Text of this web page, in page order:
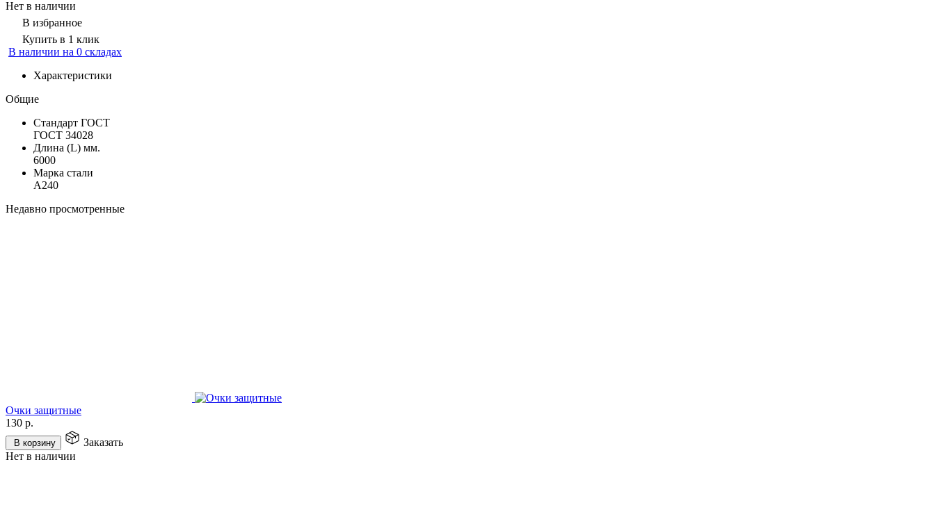
Нет в наличии
В избранное
Купить в 1 клик
В наличии на 0 складах
Характеристики
Общие
Стандарт ГОСТ
ГОСТ 34028
Длина (L) мм.
6000
Марка стали
А240
Недавно просмотренные
Очки защитные
130 р.
В корзину
Заказать
Нет в наличии